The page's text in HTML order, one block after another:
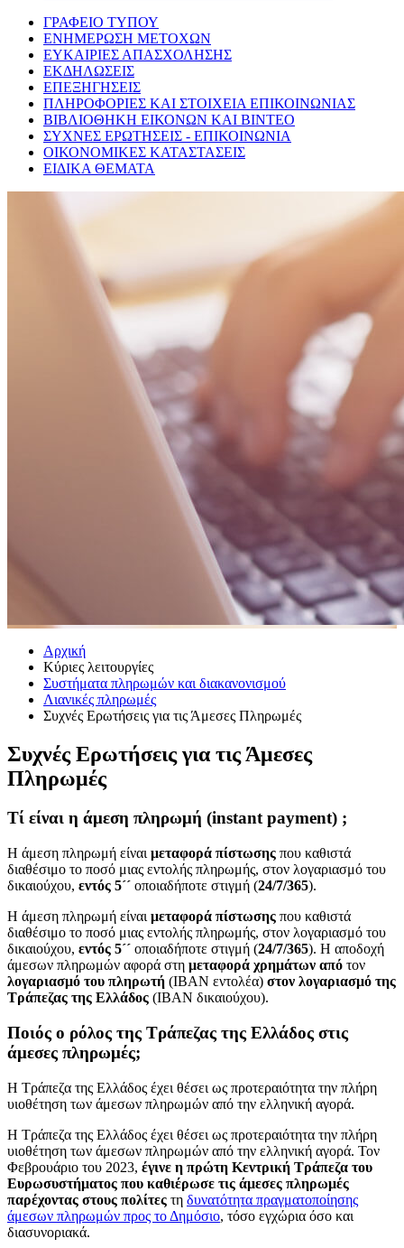
ΓΡΑΦΕΙΟ ΤΥΠΟΥ
ΕΝΗΜΕΡΩΣΗ ΜΕΤΟΧΩΝ
ΕΥΚΑΙΡΙΕΣ ΑΠΑΣΧΟΛΗΣΗΣ
ΕΚΔΗΛΩΣΕΙΣ
ΕΠΕΞΗΓΗΣΕΙΣ
ΠΛΗΡΟΦΟΡΙΕΣ ΚΑΙ ΣΤΟΙΧΕΙΑ ΕΠΙΚΟΙΝΩΝΙΑΣ
ΒΙΒΛΙΟΘΗΚΗ ΕΙΚΟΝΩΝ ΚΑΙ ΒΙΝΤΕΟ
ΣΥΧΝΕΣ ΕΡΩΤΗΣΕΙΣ - ΕΠΙΚΟΙΝΩΝΙΑ
ΟΙΚΟΝΟΜΙΚΕΣ ΚΑΤΑΣΤΑΣΕΙΣ
ΕΙΔΙΚΑ ΘΕΜΑΤΑ
Αρχική
Κύριες λειτουργίες
Συστήματα πληρωμών και διακανονισμού
Λιανικές πληρωμές
Συχνές Ερωτήσεις για τις Άμεσες Πληρωμές
Συχνές Ερωτήσεις για τις Άμεσες
Πληρωμές
Τί είναι η άμεση πληρωμή (instant payment) ;
Η άμεση πληρωμή είναι μεταφορά πίστωσης που καθιστά
διαθέσιμο το ποσό μιας εντολής πληρωμής, στον λογαριασμό του
δικαιούχου, εντός 5ˊˊ οποιαδήποτε στιγμή (24/7/365).
Η άμεση πληρωμή είναι μεταφορά πίστωσης που καθιστά
διαθέσιμο το ποσό μιας εντολής πληρωμής, στον λογαριασμό του
δικαιούχου, εντός 5ˊˊ οποιαδήποτε στιγμή (24/7/365). Η αποδοχή
άμεσων πληρωμών αφορά στη μεταφορά χρημάτων από τον
λογαριασμό του πληρωτή (ΙΒΑΝ εντολέα) στον λογαριασμό της
Τράπεζας της Ελλάδος (ΙΒΑΝ δικαιούχου).
Ποιός ο ρόλος της Τράπεζας της Ελλάδος στις
άμεσες πληρωμές;
Η Τράπεζα της Ελλάδος έχει θέσει ως προτεραιότητα την πλήρη
υιοθέτηση των άμεσων πληρωμών από την ελληνική αγορά.
Η Τράπεζα της Ελλάδος έχει θέσει ως προτεραιότητα την πλήρη
υιοθέτηση των άμεσων πληρωμών από την ελληνική αγορά. Τον
Φεβρουάριο του 2023, έγινε η πρώτη Κεντρική Τράπεζα του
Ευρωσυστήματος που καθιέρωσε τις άμεσες πληρωμές
παρέχοντας στους πολίτες τη δυνατότητα πραγματοποίησης
άμεσων πληρωμών προς το Δημόσιο, τόσο εγχώρια όσο και
διασυνοριακά.